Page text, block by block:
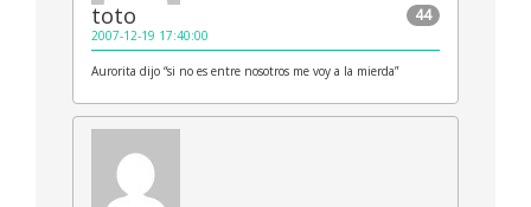
44
toto
2007-12-19 17:40:00
Aurorita dijo “si no es entre nosotros me voy a la mierda”